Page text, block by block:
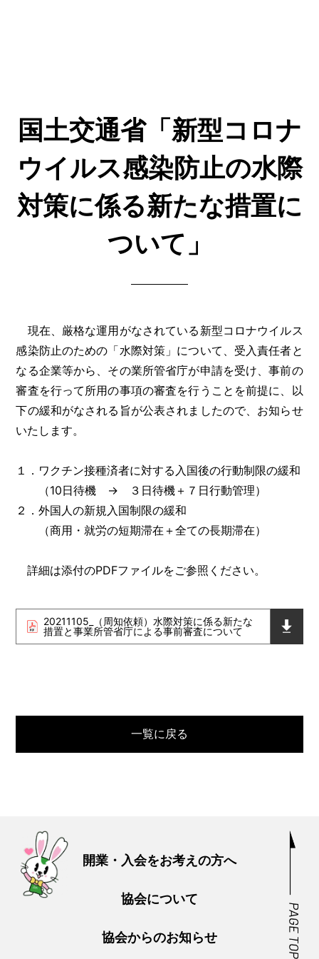
国土交通省「新型コロナ
ウイルス感染防止の水際
対策に係る新たな措置に
ついて」
現在、厳格な運用がなされている新型コロナウイルス
感染防止のための「水際対策」について、受入責任者と
なる企業等から、その業所管省庁が申請を受け、事前の
審査を行って所用の事項の審査を行うことを前提に、以
下の緩和がなされる旨が公表されましたので、お知らせ
いたします。
１．ワクチン接種済者に対する入国後の行動制限の緩和
（10日待機 → ３日待機＋７日行動管理）
２．外国人の新規入国制限の緩和
（商用・就労の短期滞在＋全ての長期滞在）
詳細は添付のPDFファイルをご参照ください。
20211105_（周知依頼）水際対策に係る新たな
措置と事業所管省庁による事前審査について
一覧に戻る
開業・入会をお考えの方へ
協会について
協会からのお知らせ